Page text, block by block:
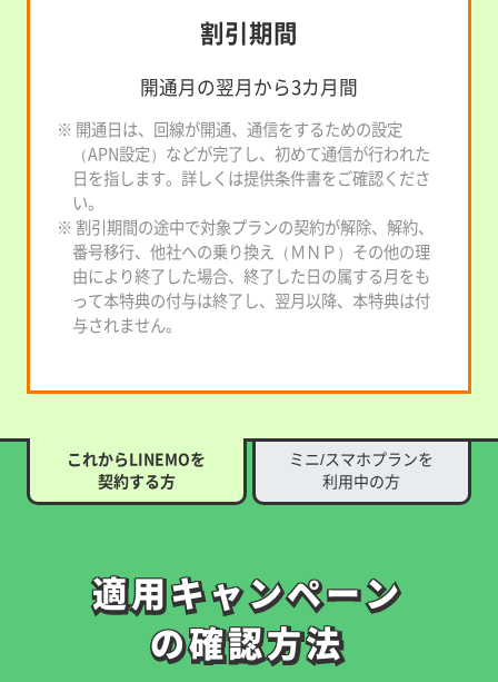
割引期間
開通月の翌月から3カ月間
※ 開通日は、回線が開通、通信をするための設定
（APN設定）などが完了し、初めて通信が行われた
日を指します。詳しくは提供条件書をご確認くださ
い。
※ 割引期間の途中で対象プランの契約が解除、解約、
番号移行、他社への乗り換え（ＭＮＰ）その他の理
由により終了した場合、終了した日の属する月をも
って本特典の付与は終了し、翌月以降、本特典は付
与されません。
これからLINEMOを
契約する方
ミニ/スマホプランを
利用中の方
適用キャンペーン
の確認方法
適用キャンペーン
の確認方法